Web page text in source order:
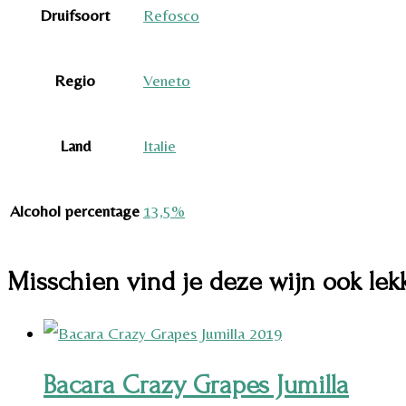
Druifsoort Refosco
Regio Veneto
Land Italie
Alcohol percentage 13,5%
Misschien vind je deze wijn ook
Bacara Crazy Grapes Jumilla